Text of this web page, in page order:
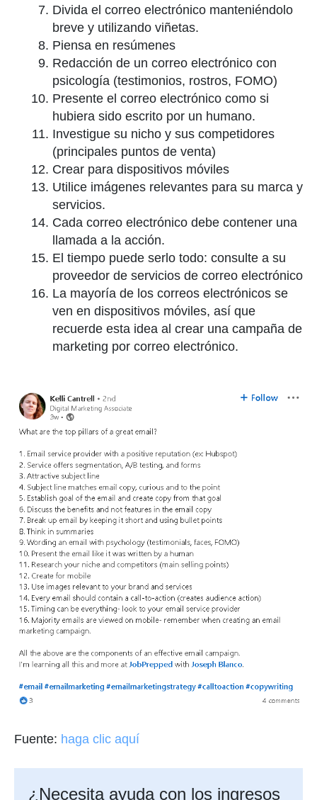
Divida el correo electrónico manteniéndolo
breve y utilizando viñetas.
Piensa en resúmenes
Redacción de un correo electrónico con
psicología (testimonios, rostros, FOMO)
Presente el correo electrónico como si
hubiera sido escrito por un humano.
Investigue su nicho y sus competidores
(principales puntos de venta)
Crear para dispositivos móviles
Utilice imágenes relevantes para su marca y
servicios.
Cada correo electrónico debe contener una
llamada a la acción.
El tiempo puede serlo todo: consulte a su
proveedor de servicios de correo electrónico
La mayoría de los correos electrónicos se
ven en dispositivos móviles, así que
recuerde esta idea al crear una campaña de
marketing por correo electrónico.
Fuente: haga clic aquí
¿Necesita ayuda con los ingresos